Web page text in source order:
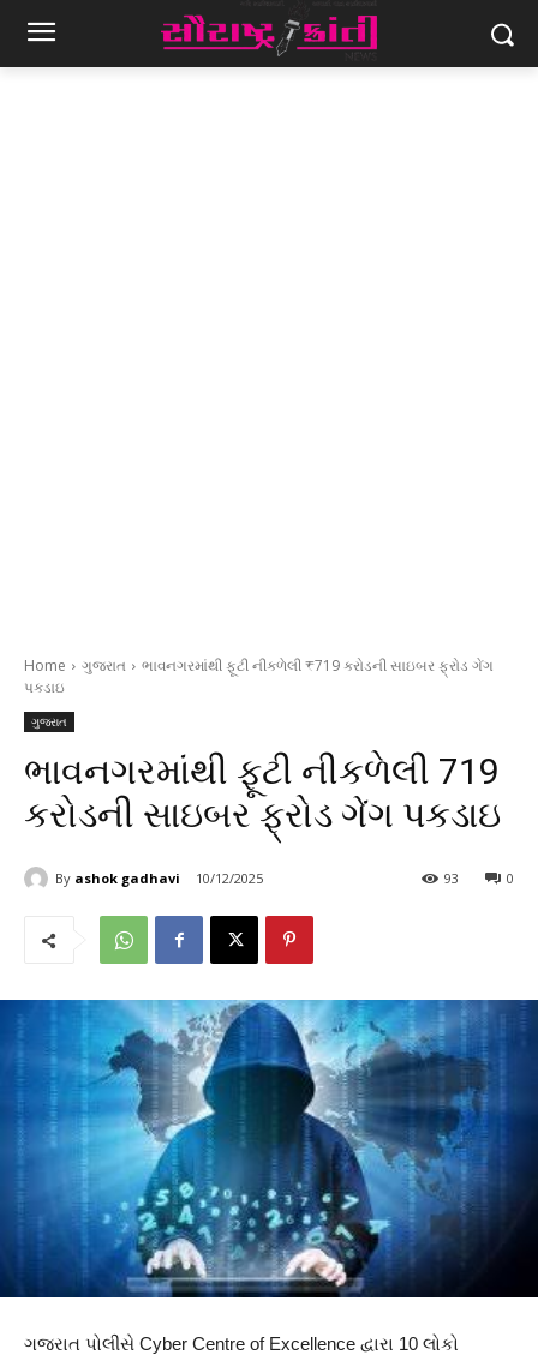
Home ગુજરાત
ભાવનગરમાંથી ફૂટી નીકળેલી ₹719 કરોડની સાઇબર ફ્રોડ ગેંગ
પકડાઇ
ગુજરાત
ભાવનગરમાંથી ફૂટી નીકળેલી ₹719
કરોડની સાઇબર ફ્રોડ ગેંગ પકડાઇ
By ashok gadhavi 10/12/2025 0
93
ગજરાત પોલીસે Cyber Centre of Excellence દ્વારા 10 લોકો